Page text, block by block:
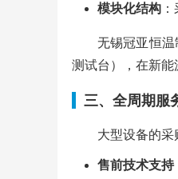
模块化结构：
无锡冠亚恒
测试台），在新能
三、全周期服
大型设备的采
售前技术支持